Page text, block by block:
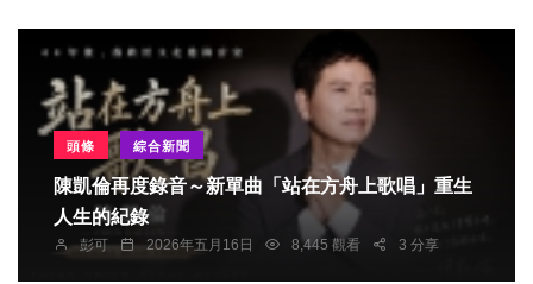
頭條 綜合新聞
陳凱倫再度錄音～新單曲「站在方舟上歌唱」重生
人生的紀錄
彭可 2026年五月16日 8,445 觀看 3 分享